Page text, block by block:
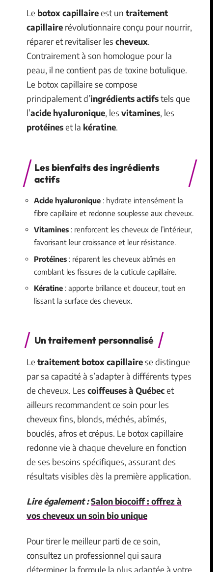
Le botox capillaireest un traitement
capillaire révolutionnaire conçu pour nourrir,
réparer et revitaliser les cheveux.
Contrairement à son homologue pour la
peau, il ne contient pas de toxine botulique.
Le botox capillaire se compose
principalement d’ingrédients actifstels que
l’acide hyaluronique, les vitamines, les
protéineset la kératine.
Les bienfaits des ingrédients
actifs
Acide hyaluronique : hydrate intensément la
fibre capillaire et redonne souplesse aux cheveux.
Vitamines : renforcent les cheveux de l’intérieur,
favorisant leur croissance et leur résistance.
Protéines : réparent les cheveux abîmés en
comblant les fissures de la cuticule capillaire.
Kératine : apporte brillance et douceur, tout en
lissant la surface des cheveux.
Un traitement personnalisé
Le traitement botox capillairese distingue
par sa capacité à s’adapter à différents types
de cheveux. Les coiffeuses à Québecet
ailleurs recommandent ce soin pour les
cheveux fins, blonds, méchés, abîmés,
bouclés, afros et crépus. Le botox capillaire
redonne vie à chaque chevelure en fonction
de ses besoins spécifiques, assurant des
résultats visibles dès la première application.
Lire également :Salon biocoiff : offrez à
vos cheveux un soin bio unique
Pour tirer le meilleur parti de ce soin,
consultez un professionnel qui saura
déterminer la formule la plus adaptée à votre